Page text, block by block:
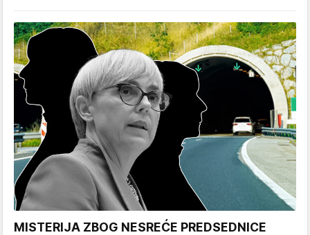
MISTERIJA ZBOG NESREĆE PREDSEDNICE